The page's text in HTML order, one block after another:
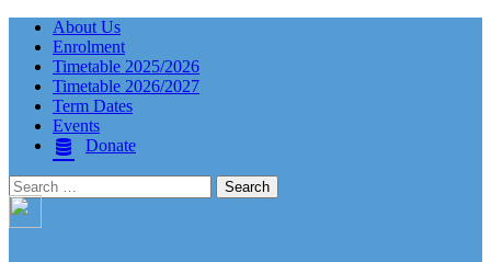
About Us
Enrolment
Timetable 2025/2026
Timetable 2026/2027
Term Dates
Events
Donate
Search
for: